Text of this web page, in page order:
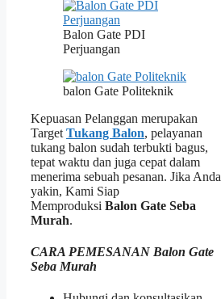
Balon Gate PDI
Perjuangan
balon Gate Politeknik
Kepuasan Pelanggan merupakan
Target Tukang Balon, pelayanan
tukang balon sudah terbukti bagus,
tepat waktu dan juga cepat dalam
menerima sebuah pesanan. Jika Anda
yakin, Kami Siap
Memproduksi Balon Gate Seba
Murah.
CARA PEMESANAN Balon Gate
Seba Murah